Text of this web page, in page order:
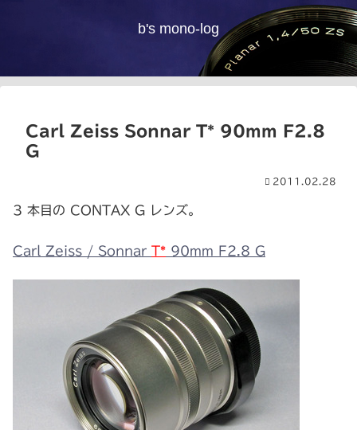
b's mono-log
Carl Zeiss Sonnar T* 90mm F2.8
G
2011.02.28
3 本目の CONTAX G レンズ。
Carl Zeiss / Sonnar T* 90mm F2.8 G